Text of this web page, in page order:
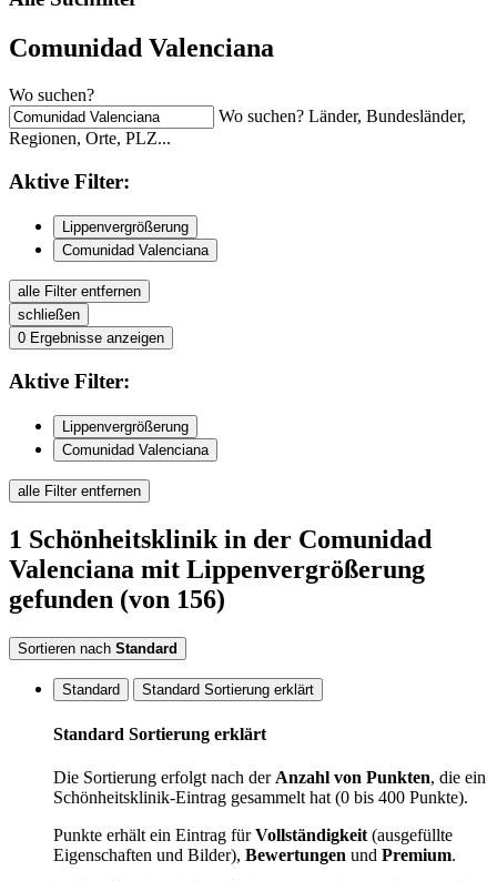
Comunidad Valenciana
Wo suchen?
Wo suchen? Länder, Bundesländer,
Regionen, Orte, PLZ...
Aktive Filter:
Lippenvergrößerung
Comunidad Valenciana
alle Filter entfernen
schließen
0 Ergebnisse anzeigen
Aktive Filter:
Lippenvergrößerung
Comunidad Valenciana
alle Filter entfernen
1 Schönheitsklinik in der Comunidad
Valenciana mit Lippenvergrößerung
gefunden (von 156)
Sortieren nach Standard
Standard Standard Sortierung erklärt
Standard Sortierung erklärt
Die Sortierung erfolgt nach derAnzahl von Punkten, die ein
Schönheitsklinik-Eintrag gesammelt hat (0 bis 400 Punkte).
Punkte erhält ein Eintrag fürVollständigkeit(ausgefüllte
Eigenschaften und Bilder), Bewertungen und Premium.